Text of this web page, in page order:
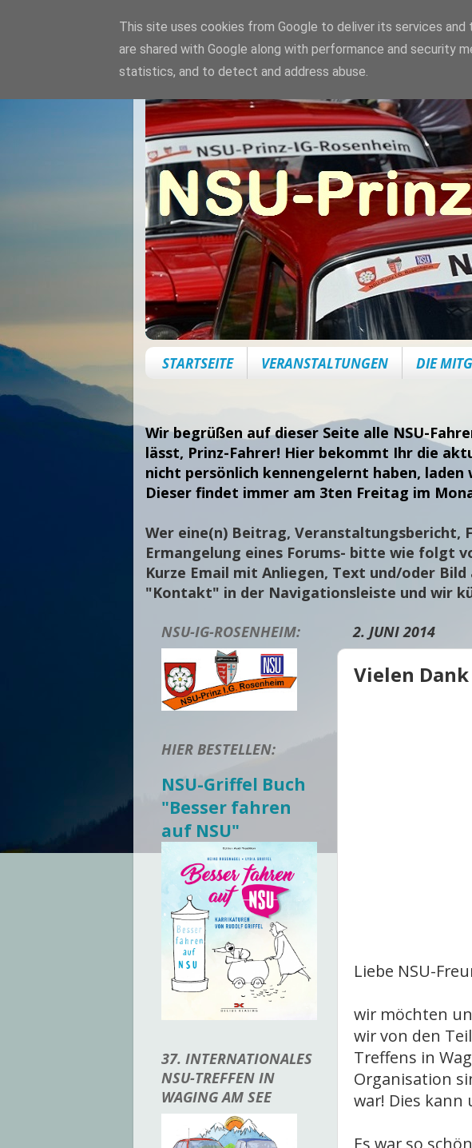
STARTSEITE VERANSTALTUNGEN DIE
Wir begrüßen auf dieser Seite alle NSU-
lässt, Prinz-Fahrer! Hier bekommt Ihr die
nicht persönlich kennengelernt haben,
Dieser findet immer am 3ten Freitag im
Wer eine(n) Beitrag, Veranstaltungsbericht,
Ermangelung eines Forums- bitte wie folgt
Kurze Email mit Anliegen, Text und/oder Bild
"Kontakt" in der Navigationsleiste und wir
2. JUNI 2014
Vielen
Liebe NSU-
wir möchten
wir von den
Treffens in
Organisation
war! Dies kann
Es war so
NSU-IG-ROSENHEIM:
HIER BESTELLEN:
NSU-Griffel Buch
"Besser fahren
auf NSU"
37. INTERNATIONALES
NSU-TREFFEN IN
WAGING AM SEE
This site uses cookies from Google to deliver its services
are shared with Google along with performance and security
statistics, and to detect and address abuse.